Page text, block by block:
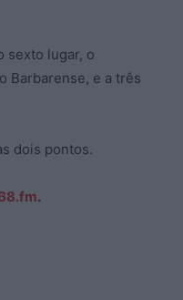
sexto lugar, o
Barbarense, e a três
dois pontos.
.